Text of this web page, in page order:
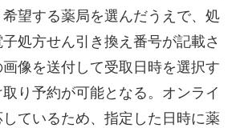
望する薬局を選んだうえで、処
処方せん引き換え番号が記載さ
像を送付して受取日時を選択す
り予約が可能となる。オンライ
ているため、指定した日時に薬